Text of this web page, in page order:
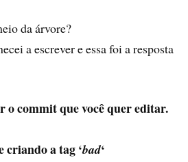
da árvore?
a escrever e essa foi a resposta
commit que você quer editar.
criando a tag ‘bad‘